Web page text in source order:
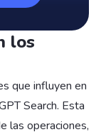
los
que influyen en
Search. Esta
las operaciones,